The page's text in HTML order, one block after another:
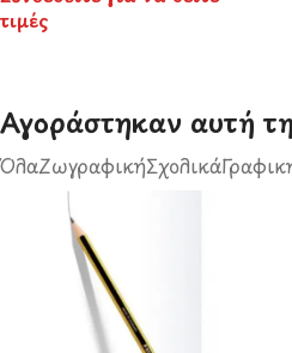
τιμές
Αγοράστηκαν αυτή
ΌλαΖωγραφικήΣχολικά